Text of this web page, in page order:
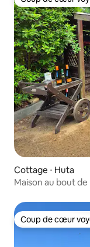
Coup de cœur
Cottage ⋅ Huta
Maison au bout
Coup de cœur
Coup de cœur